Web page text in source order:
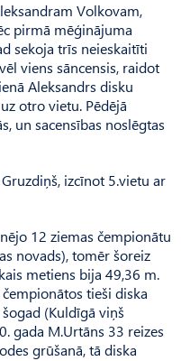
Volkovam,
pirmā mēģinājuma
sekoja trīs neieskaitīti
viens sāncensis, raidot
Aleksandrs disku
otro vietu. Pēdējā
un sacensības noslēgtas
izcīnot 5.vietu ar
12 ziemas čempionātu
novads), tomēr šoreiz
metiens bija 49,36 m.
tieši diska
(Kuldīgā viņš
gada M.Urtāns 33 reizes
grūšanā, tā diska